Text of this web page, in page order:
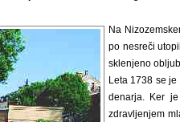
Na
po nesreči
sklenjeno
Leta 1738 se
denarja. Ker
zdravljenjem